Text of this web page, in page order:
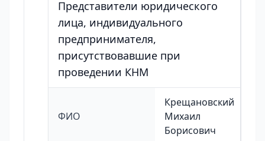
Представители юридического
лица, индивидуального
предпринимателя,
присутствовавшие при
проведении КНМ
ФИО
Крещановский
Михаил
Борисович